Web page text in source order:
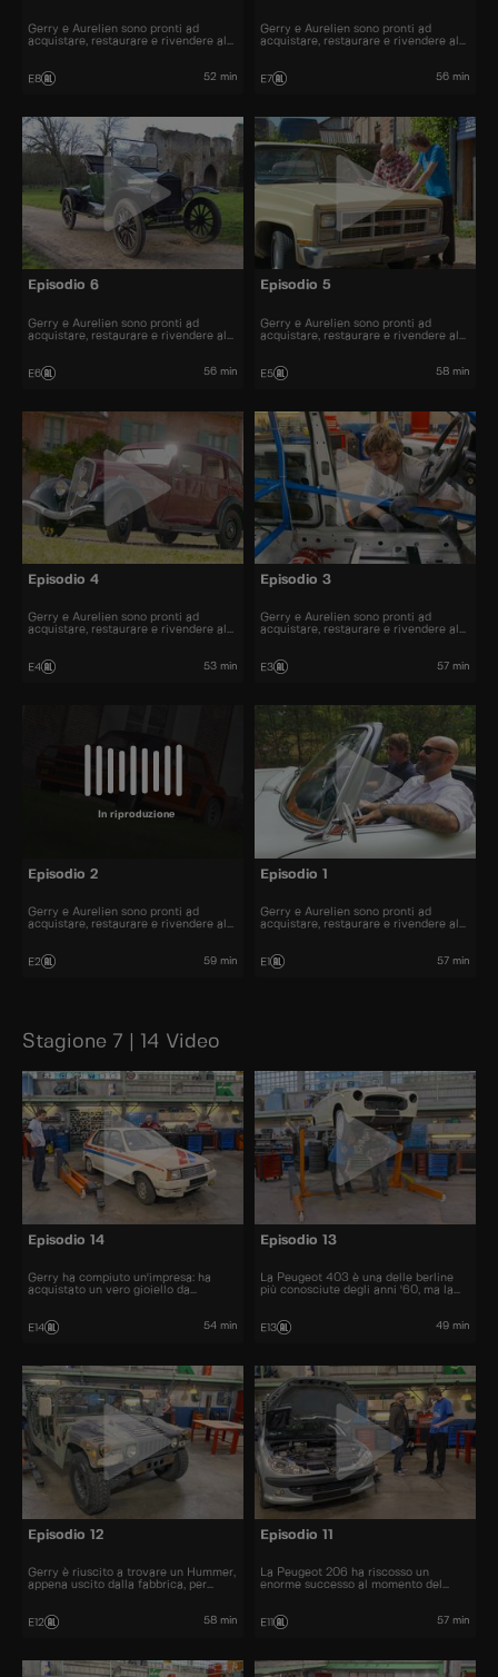
Gerry e Aurelien sono pronti ad
acquistare, restaurare e rivendere al
E8 52 min
Gerry e Aurelien sono pronti ad
acquistare, restaurare e rivendere al
E7 56 min
Episodio 6
Gerry e Aurelien sono pronti ad
acquistare, restaurare e rivendere al
E6 56 min
Episodio 5
Gerry e Aurelien sono pronti ad
acquistare, restaurare e rivendere al
E5 58 min
Episodio 4
Gerry e Aurelien sono pronti ad
acquistare, restaurare e rivendere al
E4 53 min
Episodio 3
Gerry e Aurelien sono pronti ad
acquistare, restaurare e rivendere al
E3 57 min
In riproduzione
Episodio 2
Gerry e Aurelien sono pronti ad
acquistare, restaurare e rivendere al
E2 59 min
Episodio 1
Gerry e Aurelien sono pronti ad
acquistare, restaurare e rivendere al
E1 57 min
Stagione 7 | 14 Video
Episodio 14
Gerry ha compiuto un'impresa: ha
acquistato un vero gioiello da
E14 54 min
Episodio 13
La Peugeot 403 è una delle berline
più conosciute degli anni '60, ma la
E13 49 min
Episodio 12
Gerry è riuscito a trovare un Hummer,
appena uscito dalla fabbrica, per
E12 58 min
Episodio 11
La Peugeot 206 ha riscosso un
enorme successo al momento del
E11 57 min